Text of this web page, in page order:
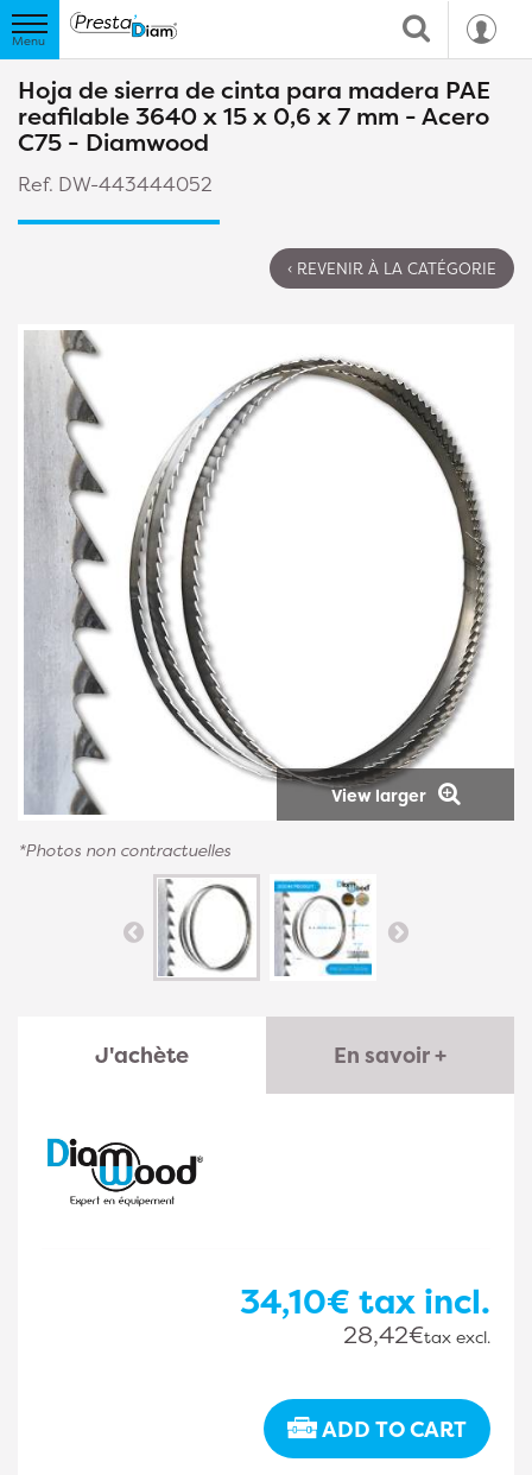
Hoja de sierra de cinta para madera PAE
reafilable 3640 x 15 x 0,6 x 7 mm - Acero
C75 - Diamwood
Ref. DW-443444052
‹ REVENIR À LA CATÉGORIE
View larger
*Photos non contractuelles
J'achète En savoir +
34,10€ tax incl.
28,42€tax excl.
ADD TO CART